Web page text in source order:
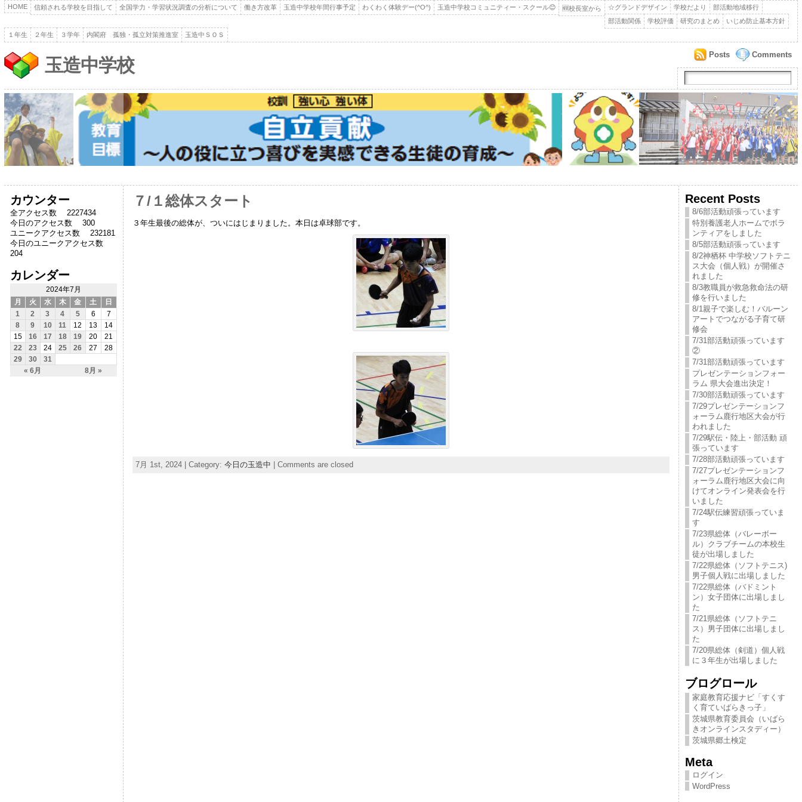
HOME 信頼される学校を目指して 全国学力・学習状況調査の分析について 働き方改革 玉造中学校年間行事予定 わくわく体験デー(^O^) 玉造中学校コミュニティー・スクール😊 🆕校長室から ☆グランドデザイン 学校だより
部活動地域移行
部活動関係
学校評価 研究のまとめ
いじめ防止基本方針
１年生
２年生 ３学年 内閣府 孤独・孤立対策推進室 玉造中ＳＯＳ
玉造中学校
Comments
Posts
カウンター
全アクセス数 2227434
今日のアクセス数 300
ユニークアクセス数 232181
今日のユニークアクセス数
204
カレンダー
2024年7月
月
火 水 木 金 土 日
« 6月 8月 »
1 2 3 4 5 6
7
8
9 10 11 12 13
14
15
16 17 18 19 20
21
22
23 24 25 26 27
28
29
30 31
７/１総体スタート
３年生最後の総体が、ついにはじまりました。本日は卓球部です。
7月 1st, 2024 | Category: 今日の玉造中 | Comments are closed
Recent Posts
8/6部活動頑張っています
特別養護老人ホームでボラ
ンティアをしました
8/5部活動頑張っています
8/2神栖杯 中学校ソフトテニ
ス大会（個人戦）が開催さ
れました
8/3教職員が救急救命法の研
修を行いました
8/1親子で楽しむ！バルーン
アートでつながる子育て研
修会
7/31部活動頑張っています
②
7/31部活動頑張っています
プレゼンテーションフォー
ラム 県大会進出決定！
7/30部活動頑張っています
7/29プレゼンテーションフ
ォーラム鹿行地区大会が行
われました
7/29駅伝・陸上・部活動 頑
張っています
7/28部活動頑張っています
7/27プレゼンテーションフ
ォーラム鹿行地区大会に向
けてオンライン発表会を行
いました
7/24駅伝練習頑張っていま
す
7/23県総体（バレーボー
ル）クラブチームの本校生
徒が出場しました
7/22県総体（ソフトテニス)
男子個人戦に出場しました
7/22県総体（バドミント
ン）女子団体に出場しまし
た
7/21県総体（ソフトテニ
ス）男子団体に出場しまし
た
7/20県総体（剣道）個人戦
に３年生が出場しました
ブログロール
家庭教育応援ナビ「すくす
く育ていばらきっ​子」
茨城県教育委員会（いばら
きオンラインスタディー）
茨城県郷土検定
Meta
ログイン
WordPress